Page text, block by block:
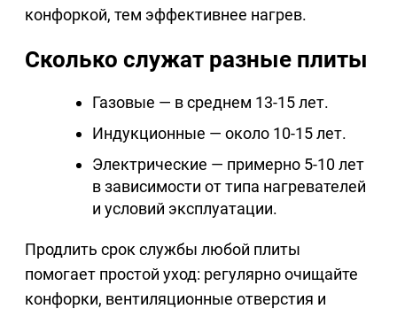
конфоркой, тем эффективнее нагрев.
Сколько служат разные плиты
Газовые — в среднем 13-15 лет.
Индукционные — около 10-15 лет.
Электрические — примерно 5-10 лет
в зависимости от типа нагревателей
и условий эксплуатации.
Продлить срок службы любой плиты
помогает простой уход: регулярно очищайте
конфорки, вентиляционные отверстия и